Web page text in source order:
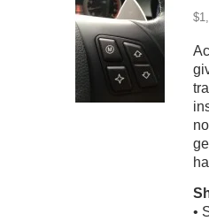
•